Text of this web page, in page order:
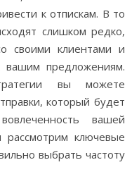
к отпискам. В то
слишком редко,
своими клиентами и
предложениям.
вы можете
который будет
вашей
ключевые
выбрать частоту